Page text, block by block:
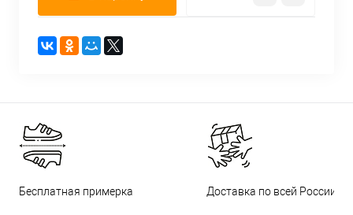
Бесплатная примерка Доставка по всей России